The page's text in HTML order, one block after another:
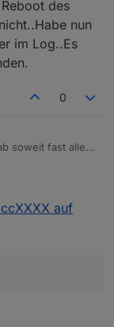
des
nun
im Log..Es
0
soweit fast alles
mehr
Reboot des
nicht..Habe nun
auf